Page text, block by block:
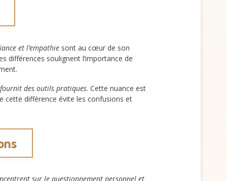
et l’empathie sont au cœur de son
différences soulignent l’importance de
des outils pratiques. Cette nuance est
cette différence évite les confusions et
sur le questionnement personnel et